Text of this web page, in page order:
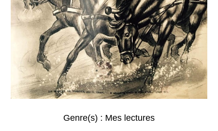
Genre(s) : Mes lectures